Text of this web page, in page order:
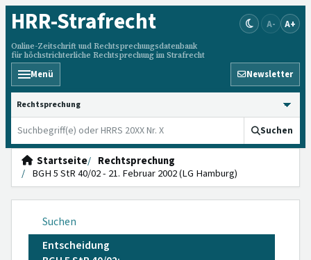
HRR-Strafrecht
Online-Zeitschrift und Rechtsprechungsdatenbank
für höchstrichterliche Rechtsprechung im Strafrecht
A- A+
Menü Newsletter
HRRS durchsuchen
Suchen
Startseite
Rechtsprechung
BGH 5 StR 40/02 - 21. Februar 2002 (LG Hamburg)
Suchen
Entscheidung